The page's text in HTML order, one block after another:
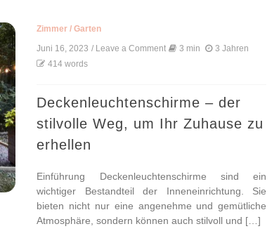
Zimmer /Garten
Juni 16, 2023 / Leave a Comment on
stilvolle
um
erhellen
3 min
3 Jahren
414 words
Deckenleuchtenschirme – der
stilvolle Weg, um Ihr Zuhause zu
erhellen
Einführung Deckenleuchtenschirme sind ein
wichtiger Bestandteil der Inneneinrichtung. Sie
bieten nicht nur eine angenehme und gemütliche
Atmosphäre, sondern können auch stilvoll und […]